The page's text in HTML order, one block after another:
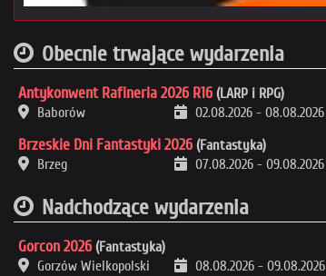
Obecnie trwające wydarzenia
Antykonwent Rafineria 2026 R16 (LARP i RPG)
Baborów
02.08.2026 - 08.08.2026
Brzeskie Dni Fantastyki 2026 (Fantastyka)
Brzeg
07.08.2026 - 09.08.2026
Nadchodzące wydarzenia
Gorcon 2026 (Fantastyka)
Gorzów Wielkopolski
08.08.2026 - 09.08.2026